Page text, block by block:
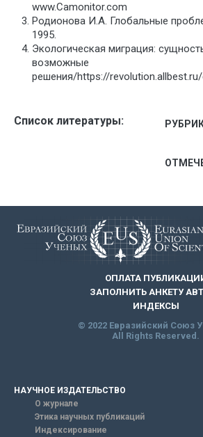
www.Camonitor.com
Родионова И.А. Глобальные
1995.
Экологическая миграция:
возможные
решения/https://
Список литературы:
ОПЛАТА
ЗАПОЛНИТЬ АНКЕТУ
ИНДЕКСЫ
© 2022 Евразийский Союз
All Rights Reserved.
НАУЧНОЕ ИЗДАТЕЛЬСТВО
О журнале
Этика научных публикаций
Индексирование